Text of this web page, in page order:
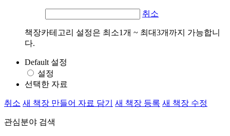
취소
책장카테고리 설정은 최소1개 ~ 최대3개까지 가능합니
다.
Default 설정
설정
선택한 자료
취소 새 책장 만들어 자료 담기 새 책장 등록 새 책장 수정
관심분야 검색